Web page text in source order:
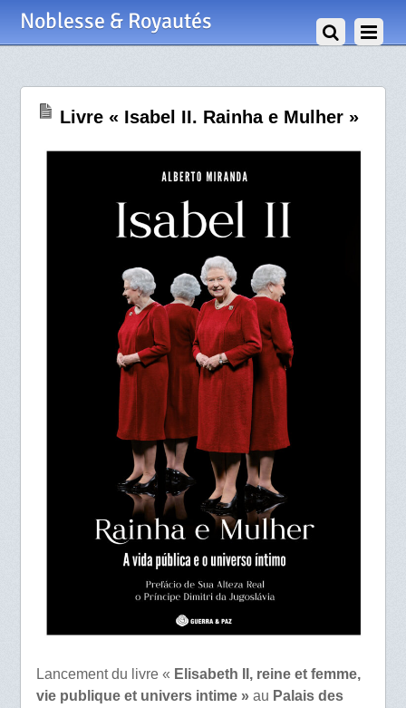
Noblesse & Royautés
Livre « Isabel II. Rainha e Mulher »
Lancement du livre « Elisabeth II, reine et femme,
vie publique et univers intime »au Palais des